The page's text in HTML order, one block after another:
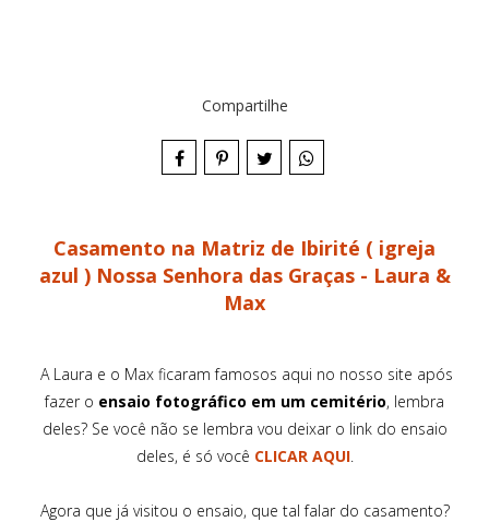
Compartilhe
Casamento na Matriz de Ibirité ( igreja
azul ) Nossa Senhora das Graças - Laura &
Max
A Laura e o Max ficaram famosos aqui no nosso site após
fazer o ensaio fotográfico em um cemitério, lembra
deles? Se você não se lembra vou deixar o link do ensaio
deles, é só você CLICAR AQUI.
Agora que já visitou o ensaio, que tal falar do casamento?